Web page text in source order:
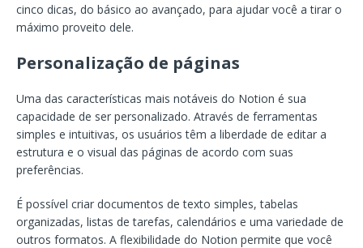
cinco dicas, do básico ao avançado, para ajudar você a tirar o
máximo proveito dele.
Personalização de páginas
Uma das características mais notáveis do Notion é sua
capacidade de ser personalizado. Através de ferramentas
simples e intuitivas, os usuários têm a liberdade de editar a
estrutura e o visual das páginas de acordo com suas
preferências.
É possível criar documentos de texto simples, tabelas
organizadas, listas de tarefas, calendários e uma variedade de
outros formatos. A flexibilidade do Notion permite que você